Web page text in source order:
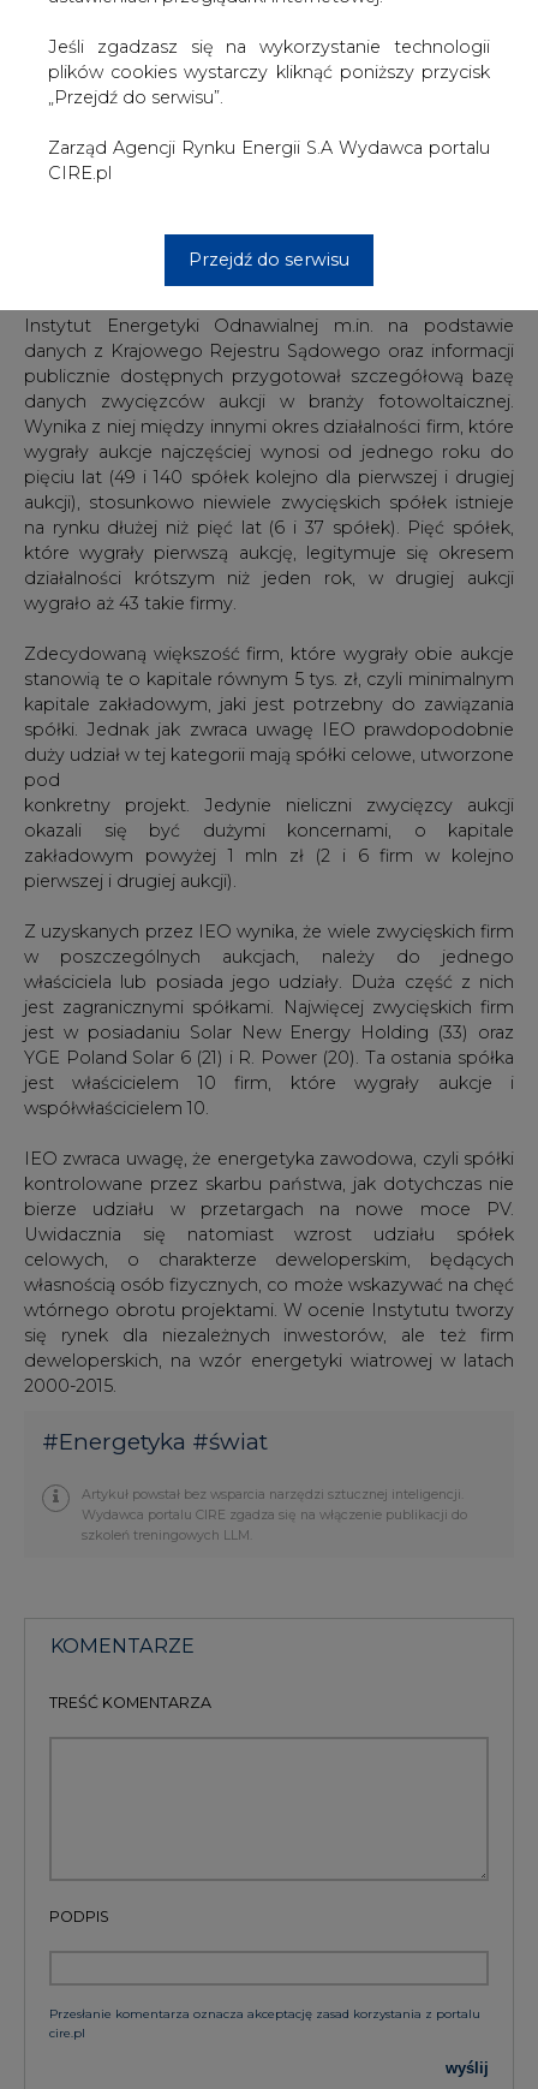
Jeśli zgadzasz się na wykorzystanie technologii
plików cookies wystarczy kliknąć poniższy przycisk
„Przejdź do serwisu”.
Zarząd Agencji Rynku Energii S.A Wydawca portalu
CIRE.pl
Przejdź do serwisu
nowych mocy fotowoltaicznych w źródłach poniżej 1
MW. Jak podaje IEO łącznej wartości tych inwestycji
sięgnie 2 mld zł.
Jednocześnie Instytut zwraca uwagę, że część z tych
firm będzie brała także udział w trzeciej aukcji, którą
powyżej 1 MW, konkurując z farmami wiatrowymi o ok.
150 MW kolejnych nowych mocy do podziału.
Instytut Energetyki Odnawialnej m.in. na podstawie
danych z Krajowego Rejestru Sądowego oraz informacji
publicznie dostępnych przygotował szczegółową bazę
danych zwycięzców aukcji w branży fotowoltaicznej.
Wynika z niej między innymi okres działalności firm, które
wygrały aukcje najczęściej wynosi od jednego roku do
pięciu lat (49 i 140 spółek kolejno dla pierwszej i drugiej
aukcji), stosunkowo niewiele zwycięskich spółek istnieje
na rynku dłużej niż pięć lat (6 i 37 spółek). Pięć spółek,
które wygrały pierwszą aukcję, legitymuje się okresem
działalności krótszym niż jeden rok, w drugiej aukcji
wygrało aż 43 takie firmy.
Zdecydowaną większość firm, które wygrały obie aukcje
stanowią te o kapitale równym 5 tys. zł, czyli minimalnym
kapitale zakładowym, jaki jest potrzebny do zawiązania
spółki. Jednak jak zwraca uwagę IEO prawdopodobnie
duży udział w tej kategorii mają spółki celowe, utworzone
pod
konkretny projekt. Jedynie nieliczni zwycięzcy aukcji
okazali się być dużymi koncernami, o kapitale
zakładowym powyżej 1 mln zł (2 i 6 firm w kolejno
pierwszej i drugiej aukcji).
Z uzyskanych przez IEO wynika, że wiele zwycięskich firm
w poszczególnych aukcjach, należy do jednego
właściciela lub posiada jego udziały. Duża część z nich
jest zagranicznymi spółkami. Najwięcej zwycięskich firm
jest w posiadaniu Solar New Energy Holding (33) oraz
YGE Poland Solar 6 (21) i R. Power (20). Ta ostania spółka
jest właścicielem 10 firm, które wygrały aukcje i
współwłaścicielem 10.
IEO zwraca uwagę, że energetyka zawodowa, czyli spółki
kontrolowane przez skarbu państwa, jak dotychczas nie
bierze udziału w przetargach na nowe moce PV.
Uwidacznia się natomiast wzrost udziału spółek
celowych, o charakterze deweloperskim, będących
własnością osób fizycznych, co może wskazywać na chęć
wtórnego obrotu projektami. W ocenie Instytutu tworzy
się rynek dla niezależnych inwestorów, ale też firm
deweloperskich, na wzór energetyki wiatrowej w latach
2000-2015.
#Energetyka #świat
Artykuł powstał bez wsparcia narzędzi sztucznej inteligencji.
Wydawca portalu CIRE zgadza się na włączenie publikacji do
szkoleń treningowych LLM.
KOMENTARZE
TREŚĆ KOMENTARZA
PODPIS
Przesłanie komentarza oznacza akceptację zasad korzystania z portalu
cire.pl
wyślij